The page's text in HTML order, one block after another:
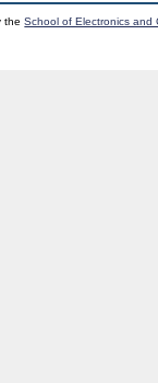
theSchool of Electronics and